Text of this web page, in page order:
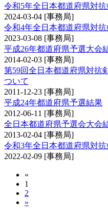
令和5年全日本都道府県対
2024-03-04 [事務局]
令和4年全日本都道府県対
2023-03-08 [事務局]
平成26年都道府県予選大会
2014-02-03 [事務局]
第59回全日本都道府県対抗
ついて
2011-12-23 [事務局]
平成24年都道府県予選結果
2012-06-11 [事務局]
全日本都道府県予選会大会
2013-02-04 [事務局]
令和3年全日本都道府県対
2022-02-09 [事務局]
«
1
2
»